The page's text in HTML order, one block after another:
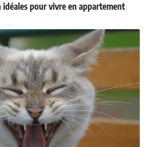
idéales pour vivre en appartement